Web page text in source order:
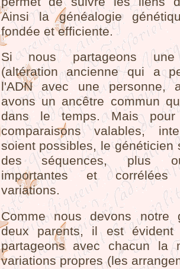
Ainsi la généalogie
fondée et efficiente.
Si nous partageons une
(altération ancienne qui a
l'ADN avec une personne,
avons un ancêtre commun
dans le temps. Mais
comparaisons valables,
soient possibles, le généticien
des séquences, plus
importantes et
variations.
Comme nous devons notre
deux parents, il est évident
partageons avec chacun la
variations propres (les